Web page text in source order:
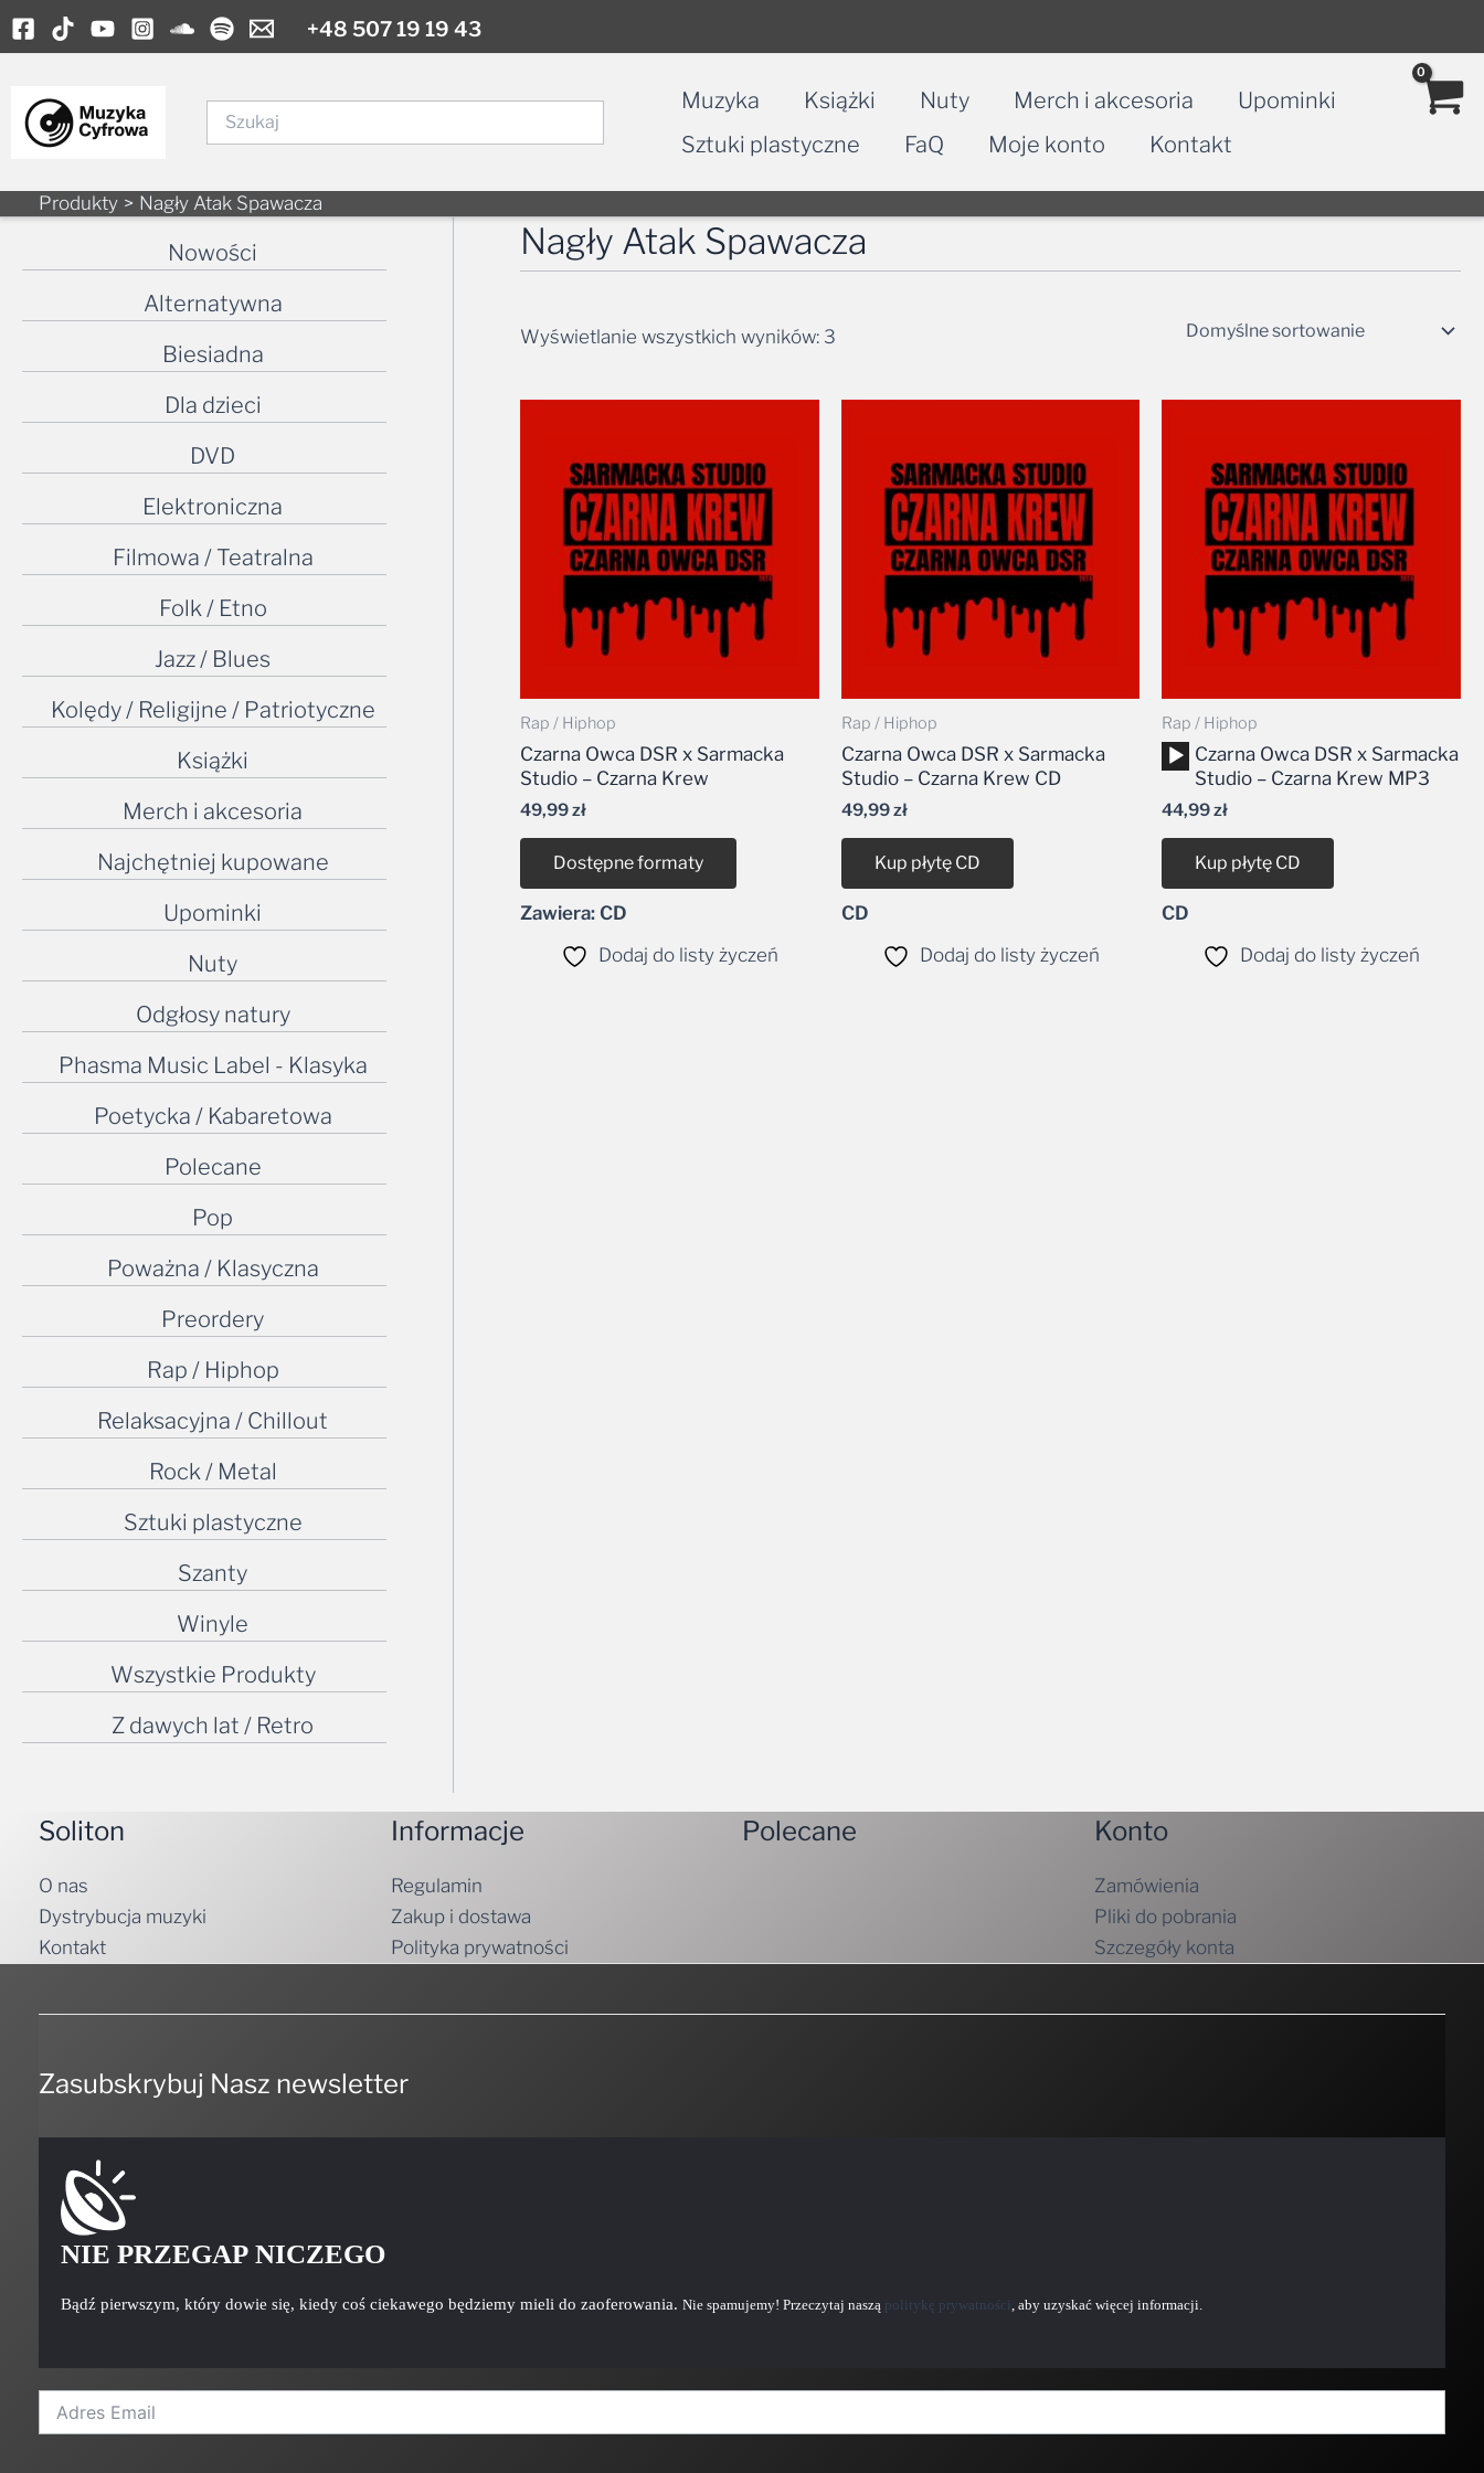
Skip
to
+48 507 19 19 43
Muzyka Książki Nuty Merch i akcesoria
Upominki
Sztuki plastyczne
FaQ Moje konto Kontakt
Produkty Nagły Atak Spawacza
Nowości
Alternatywna
Biesiadna
Dla dzieci
DVD
Elektroniczna
Filmowa / Teatralna
Folk / Etno
Jazz / Blues
Kolędy / Religijne / Patriotyczne
Książki
Merch i akcesoria
Najchętniej kupowane
Upominki
Nuty
Odgłosy natury
Phasma Music Label - Klasyka
Poetycka / Kabaretowa
Polecane
Pop
Poważna / Klasyczna
Preordery
Rap / Hiphop
Relaksacyjna / Chillout
Rock / Metal
Sztuki plastyczne
Szanty
Winyle
Wszystkie Produkty
Z dawych lat / Retro
Nagły Atak Spawacza
Wyświetlanie wszystkich wyników: 3
Rap / Hiphop
Czarna Owca DSR x Sarmacka
Studio – Czarna Krew
49,99zł
Dostępne formaty
Zawiera: CD
Dodaj do listy życzeń
Rap / Hiphop
Czarna Owca DSR x Sarmacka
Studio – Czarna Krew CD
49,99zł
Kup płytę CD
CD
Dodaj do listy życzeń
Rap / Hiphop
Odtwarzacz
plików
dźwiękowych
Czarna Owca DSR x Sarmacka
Studio – Czarna Krew MP3
44,99zł
Kup płytę CD
CD
Dodaj do listy życzeń
Soliton
O nas
Dystrybucja muzyki
Kontakt
Informacje
Regulamin
Zakup i dostawa
Polityka prywatności
Polecane Konto
Zamówienia
Pliki do pobrania
Szczegóły konta
Zasubskrybuj Nasz newsletter
NIE PRZEGAP NICZEGO
Bądź pierwszym, który dowie się, kiedy coś ciekawego będziemy mieli do zaoferowania. Nie spamujemy! Przeczytaj naszą politykę prywatności, aby uzyskać więcej informacji.